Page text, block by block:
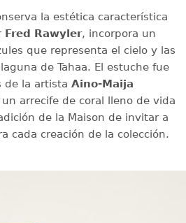
la estética característica
Fred Rawyler, incorpora un
que representa el cielo y las
de Tahaa. El estuche fue
de la artista Aino-Maija
arrecife de coral lleno de vida
de la Maison de invitar a
cada creación de la colección.